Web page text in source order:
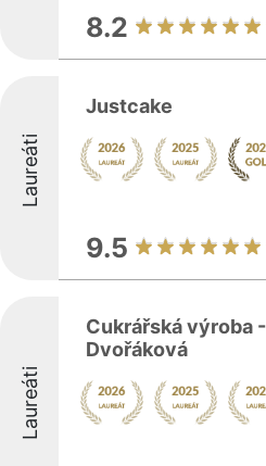
8.2
Laureáti
Justcake
9.5
Laureáti
Cukrářská výroba
Dvořáková